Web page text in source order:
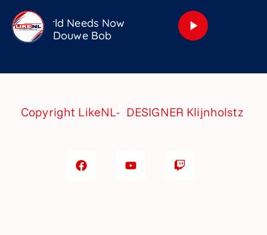
World Needs Now
Douwe Bob
play_arrow
Copyright LikeNL- DESIGNER Klijnholstz